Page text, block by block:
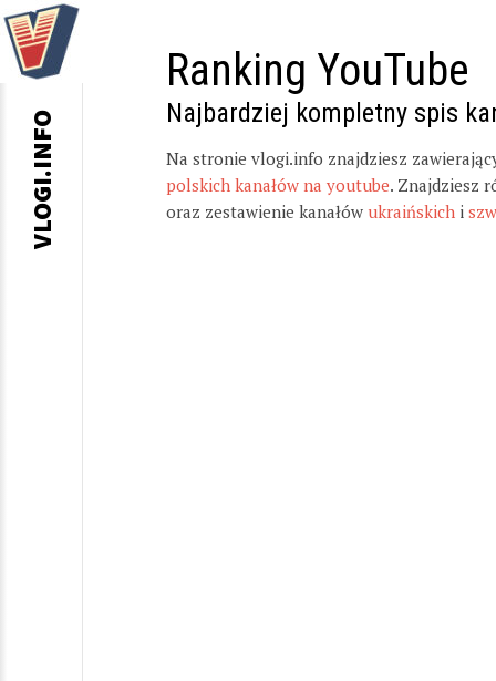
Ranking YouTube
Najbardziej kompletny spis
Na stronie vlogi.info znajdziesz
polskich kanałów na youtube. Znajdziesz
oraz zestawienie kanałów ukraińskich i
VLOGI.INFO